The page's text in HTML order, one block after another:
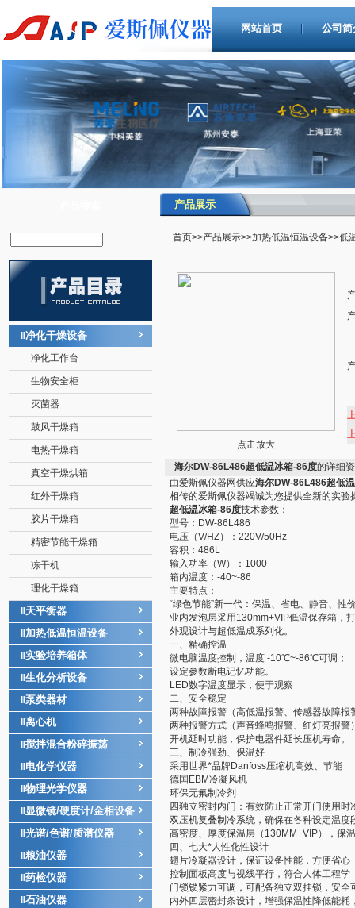
网站首页 公司简
净化干燥设备
净化工作台
生物安全柜
灭菌器
鼓风干燥箱
电热干燥箱
真空干燥烘箱
红外干燥箱
胶片干燥箱
精密节能干燥箱
冻干机
理化干燥箱
天平衡器
加热低温恒温设备
实验培养箱体
生化分析设备
泵类器材
离心机
搅拌混合粉碎振荡
电化学仪器
物理光学仪器
显微镜/硬度计/金相设备
光谱/色谱/质谱仪器
粮油仪器
药检仪器
石油仪器
产品展示
首页>>产品展示>>加热低温恒温设备>>低
点击放大
海尔DW-86L486超低温冰箱-86度的详细
由爱斯佩仪器网供应海尔DW-86L486超低
相传的爱斯佩仪器竭诚为您提供全新的实验
超低温冰箱-86度技术参数：
型号：DW-86L486
电压（V/HZ）：220V/50Hz
容积：486L
输入功率（W）：1000
箱内温度：-40~-86
主要特点：
“绿色节能”新一代：保温、省电、静音、性
业内发泡层采用130mm+VIP低温保存箱，
外观设计与超低温成系列化。
一、精确控温
微电脑温度控制，温度 -10℃~-86℃可调；
设定参数断电记忆功能。
LED数字温度显示，便于观察
二、安全稳定
两种故障报警（高低温报警、传感器故障报
两种报警方式（声音蜂鸣报警、红灯亮报警
开机延时功能，保护电器件延长压机寿命。
三、制冷强劲、保温好
采用世界*品牌Danfoss压缩机高效、节能
德国EBM冷凝风机
环保无氟制冷剂
四独立密封内门：有效防止正常开门使用
双压机复叠制冷系统，确保在各种设定温度
高密度、厚度保温层（130MM+VIP），保
四、七大*人性化性设计
翅片冷凝器设计，保证设备性能，方便省心
控制面板高度与视线平行，符合人体工程学
门锁锁紧力可调，可配备独立双挂锁，安全
内外四层密封条设计，增强保温性降低能耗